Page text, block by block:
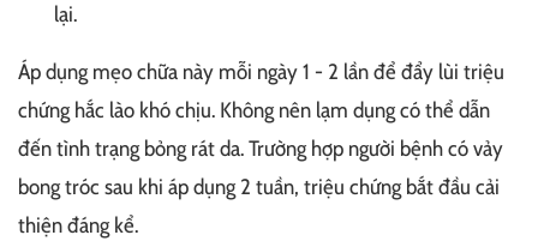
lại.
Áp dụng mẹo chữa này mỗi ngày 1 - 2 lần để đẩy lùi triệu
chứng hắc lào khó chịu. Không nên lạm dụng có thể dẫn
đến tình trạng bỏng rát da. Trường hợp người bệnh có vảy
bong tróc sau khi áp dụng 2 tuần, triệu chứng bắt đầu cải
thiện đáng kể.